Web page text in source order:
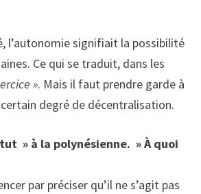
l’autonomie signifiait la possibilité
Ce qui se traduit, dans les
». Mais il faut prendre garde à
degré de décentralisation.
» à la polynésienne. » À quoi
par préciser qu’il ne s’agit pas